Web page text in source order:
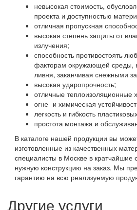
невысокая стоимость,
проекта и доступностью
отличная пропускная
высокая степень защиты от
излучения;
способность противостоять
факторам окружающей среды,
ливня, заканчивая снежными
высокая ударопрочность;
отличные теплоизоляционные
огне- и химическая
легкость и гибкость
простота монтажа и
В каталоге нашей продукции вы
изготовленные из качественных
специалисты в Москве в кратчайшие
нужную конструкцию на заказ. Мы
гарантию на всю реализуемую
Другие услуги